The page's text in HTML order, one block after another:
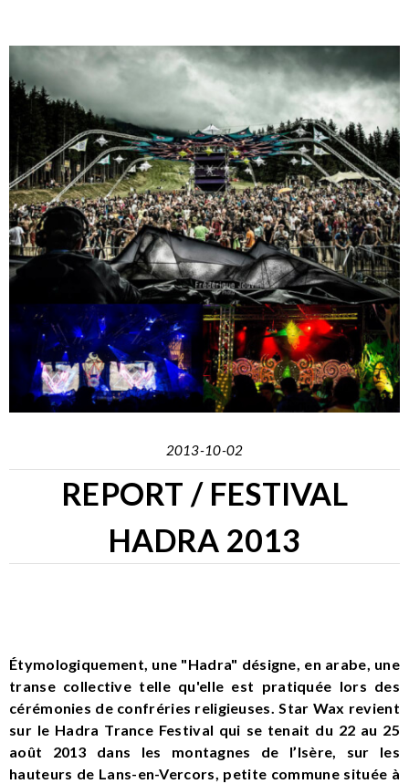
2013-10-02
REPORT / FESTIVAL
HADRA 2013
Étymologiquement, une "Hadra" désigne, en arabe, une
transe collective telle qu'elle est pratiquée lors des
cérémonies de confréries religieuses. Star Wax revient
sur le Hadra Trance Festival qui se tenait du 22 au 25
août 2013 dans les montagnes de l’Isère, sur les
hauteurs de Lans-en-Vercors, petite commune située à